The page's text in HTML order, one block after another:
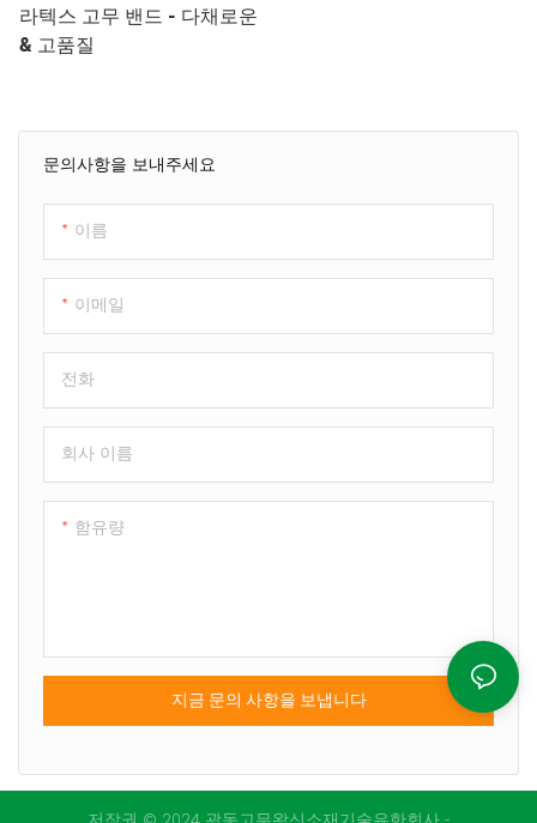
문의사항을 보내주세요
이름
이메일
전화
회사 이름
함유량
지금 문의 사항을 보냅니다
라텍스 고무 밴드 - 다채로운
& 고품질